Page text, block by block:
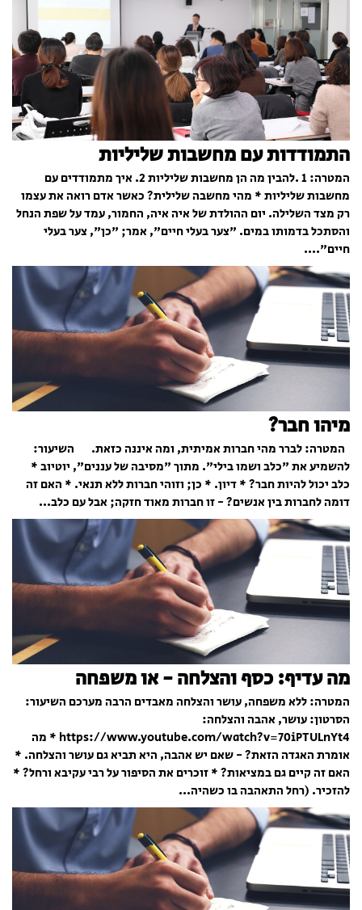
התמודדות עם מחשבות שליליות
המטרה: 1 .להבין מה הן מחשבות שליליות 2. איך מתמודדים עם
מחשבות שליליות * מהי מחשבה שלילית? כאשר אדם רואה את עצמו
רק מצד השלילה. יום ההולדת של איה איה, החמור, עמד על שפת הנחל
והסתכל בדמותו במים. "צער בעלי חיים", אמר; "כן", צער בעלי
חיים"....
מיהו חבר?
המטרה: לברר מהי חברות אמיתית, ומה איננה כזאת. השיעור:
להשמיע את "כלב ושמו בילי". מתוך "מסיבה של עננים", יוטיוב *
כלב יכול להיות חבר? * דיון. * כן; וזוהי חברות ללא תנאי. * האם זה
דומה לחברות בין אנשים? - זו חברות מאוד חזקה; אבל עם כלב...
מה עדיף: כסף והצלחה - או משפחה
המטרה: ללא משפחה, עושר והצלחה מאבדים הרבה מערכם השיעור:
הסרטון: עושר, אהבה והצלחה:
https://www.youtube.com/watch?v=70iPTULnYt4 * מה
אומרת האגדה הזאת? - שאם יש אהבה, היא תביא גם עושר והצלחה. *
האם זה קיים גם במציאות? * זוכרים את הסיפור על רבי עקיבא ורחל? *
להזכיר. (רחל התאהבה בו כשהיה...